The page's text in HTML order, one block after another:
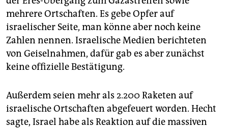
mehrere Ortschaften. Es gebe Opfer auf
israelischer Seite, man könne aber noch keine
Zahlen nennen. Israelische Medien berichteten
von Geiselnahmen, dafür gab es aber zunächst
keine offizielle Bestätigung.
Außerdem seien mehr als 2.200 Raketen auf
israelische Ortschaften abgefeuert worden. Hecht
sagte, Israel habe als Reaktion auf die massiven